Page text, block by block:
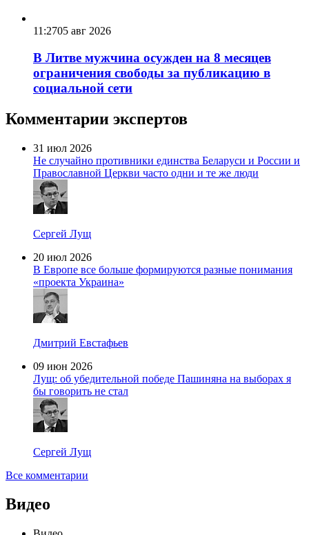
11:2705 авг 2026
В Литве мужчина осужден на 8 месяцев
ограничения свободы за публикацию в
социальной сети
Комментарии экспертов
31 июл 2026
Не случайно противники единства Беларуси и России и
Православной Церкви часто одни и те же люди
Сергей Лущ
20 июл 2026
В Европе все больше формируются разные понимания
«проекта Украина»
Дмитрий Евстафьев
09 июн 2026
Лущ: об убедительной победе Пашиняна на выборах я
бы говорить не стал
Сергей Лущ
Все комментарии
Видео